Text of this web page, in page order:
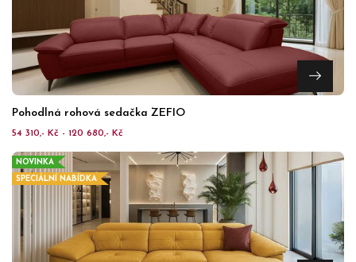
Pohodlná rohová sedačka ZEFIO
54 310,- Kč - 120 680,- Kč
NOVINKA
SPECIÁLNÍ NABÍDKA